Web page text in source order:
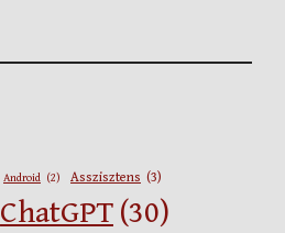
Android (2) Asszisztens (3)
ChatGPT (30)